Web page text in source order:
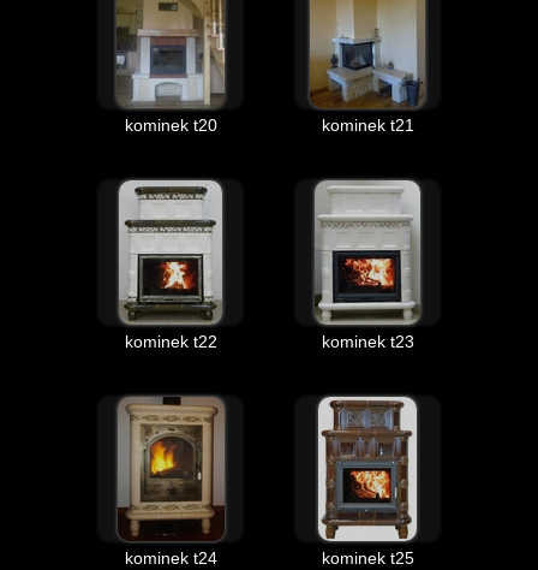
kominek t20 kominek t21
kominek t22 kominek t23
kominek t24 kominek t25